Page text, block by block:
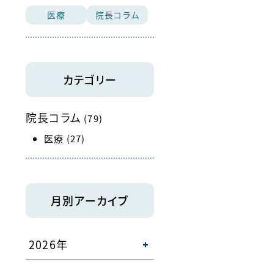
医療 院長コラム
カテゴリー
院長コラム (79)
医療 (27)
月別アーカイブ
2026年